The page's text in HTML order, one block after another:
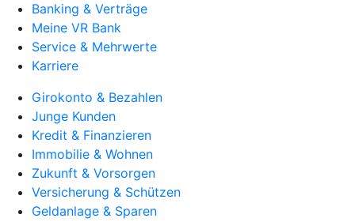
Banking & Verträge
Meine VR Bank
Service & Mehrwerte
Karriere
Girokonto & Bezahlen
Junge Kunden
Kredit & Finanzieren
Immobilie & Wohnen
Zukunft & Vorsorgen
Versicherung & Schützen
Geldanlage & Sparen